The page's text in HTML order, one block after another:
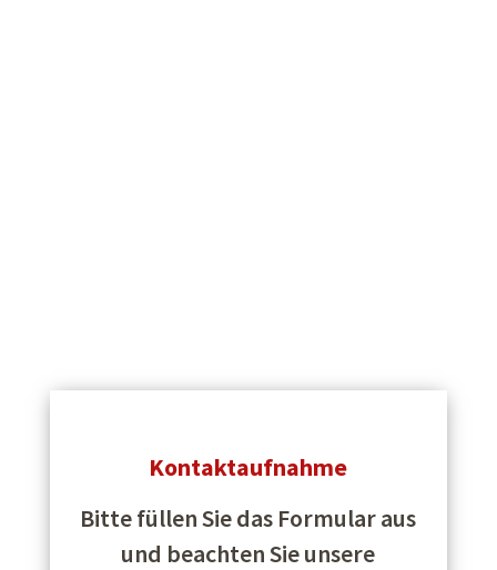
Kontaktaufnahme
Bitte füllen Sie das Formular aus
und beachten Sie unsere